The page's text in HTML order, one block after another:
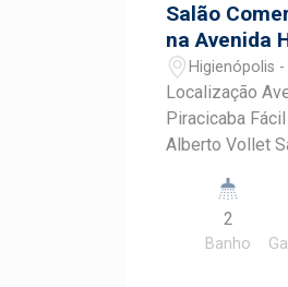
Salão
na Avenida
Piracicaba
Construção
Higienópolis
Localização Avenida Higienópolis, em
Piracicaba
Alberto Vollet
excelente
grande fluxo de
Imóvel 151,63 m² de área construída
2
Banho